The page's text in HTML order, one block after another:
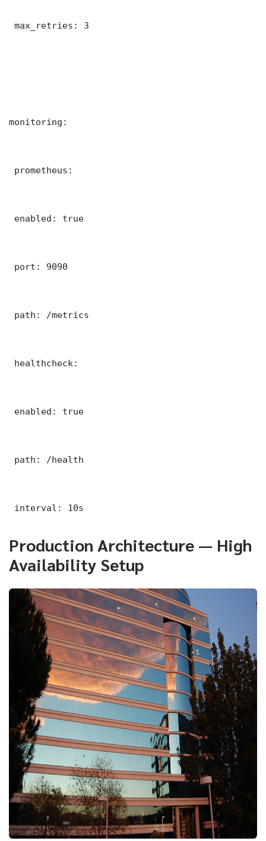
max_retries: 3
monitoring:
prometheus:
enabled: true
port: 9090
path: /metrics
healthcheck:
enabled: true
path: /health
interval: 10s
Production Architecture — High
Availability Setup